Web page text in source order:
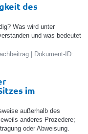
des
Was wird unter
und was bedeutet
| Dokument-ID:
im
außerhalb des
anderes Prozedere;
oder Abweisung.